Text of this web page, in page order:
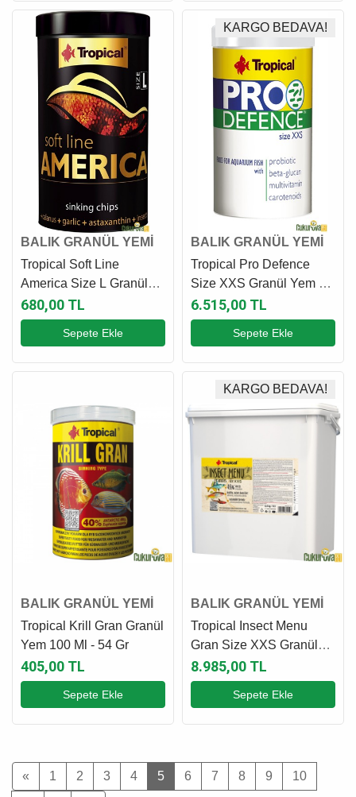
BALIK GRANÜL YEMİ
Tropical Soft Line
America Size L Granül
Yem 250 Ml - 130 Gr
680,00 TL
Sepete Ekle
KARGO BEDAVA!
BALIK GRANÜL YEMİ
Tropical Pro Defence
Size XXS Granül Yem 5
L - 3.5 Kg
6.515,00 TL
Sepete Ekle
BALIK GRANÜL YEMİ
Tropical Krill Gran Granül
Yem 100 Ml - 54 Gr
405,00 TL
Sepete Ekle
KARGO BEDAVA!
BALIK GRANÜL YEMİ
Tropical Insect Menu
Gran Size XXS Granül
Yem 10 L - 6.4 Kg
8.985,00 TL
Sepete Ekle
« 1 2 3 4 5 6 7 8 9 10